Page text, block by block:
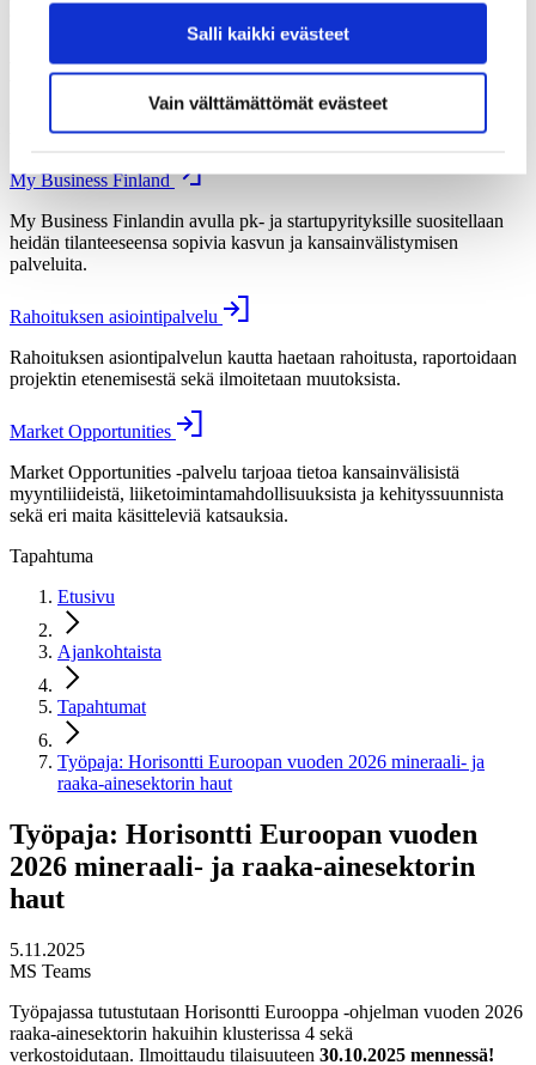
Salli kaikki evästeet
Vain välttämättömät evästeet
Kirjaudu palveluihimme
Aloita asiointi
My Business Finland
My Business Finlandin avulla pk- ja startupyrityksille suositellaan
heidän tilanteeseensa sopivia kasvun ja kansainvälistymisen
palveluita.
Rahoituksen asiointipalvelu
Rahoituksen asiontipalvelun kautta haetaan rahoitusta, raportoidaan
projektin etenemisestä sekä ilmoitetaan muutoksista.
Market Opportunities
Market Opportunities -palvelu tarjoaa tietoa kansainvälisistä
myyntiliideistä, liiketoimintamahdollisuuksista ja kehityssuunnista
sekä eri maita käsitteleviä katsauksia.
Tapahtuma
Etusivu
Ajankohtaista
Tapahtumat
Työpaja: Horisontti Euroopan vuoden 2026 mineraali- ja
raaka-ainesektorin haut
Työpaja: Horisontti Euroopan vuoden
2026 mineraali- ja raaka-ainesektorin
haut
5.11.2025
MS Teams
Työpajassa tutustutaan Horisontti Eurooppa -ohjelman vuoden 2026
raaka-ainesektorin hakuihin klusterissa 4 sekä
verkostoidutaan. Ilmoittaudu tilaisuuteen 30.10.2025 mennessä!